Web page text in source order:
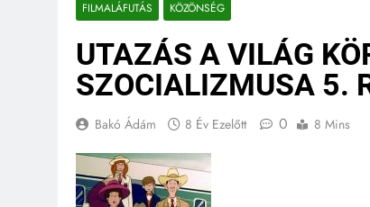
FILMALÁFUTÁS KÖZÖNSÉG
UTAZÁS A VILÁG
SZOCIALIZMUSA 5.
Bakó Ádám 8 Év Ezelőtt 0 8 Mins